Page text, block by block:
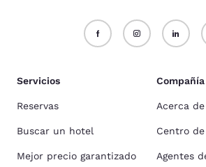
Servicios
Reservas
Buscar un hotel
Mejor precio garantizado
Compañía
Acerca
Centro
Agentes